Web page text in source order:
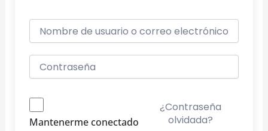
Mantenerme conectado
¿Contraseña
olvidada?